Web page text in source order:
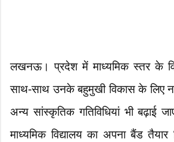
लखनऊ। प्रदेश में माध्यमिक स्तर के
साथ-साथ उनके बहुमुखी विकास के लिए
अन्य सांस्कृतिक गतिविधियां भी बढ़ाई
माध्यमिक विद्यालय का अपना बैंड तैयार